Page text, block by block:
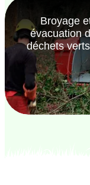
Broyage
évacuation
déchets